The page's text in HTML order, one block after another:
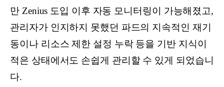
만 Zenius 도입 이후 자동 모니터링이 가능해졌고,
관리자가 인지하지 못했던 파드의 지속적인 재기
동이나 리소스 제한 설정 누락 등을 기반 지식이
적은 상태에서도 손쉽게 관리할 수 있게 되었습니
다.